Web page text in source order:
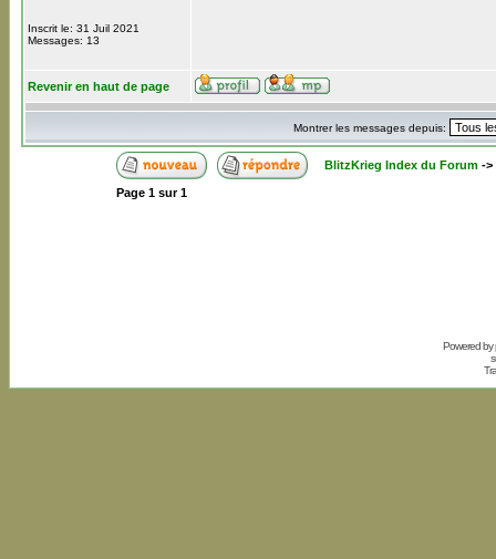
Inscrit le: 31 Juil 2021
Messages: 13
Revenir en haut de page
Montrer les messages depuis:
BlitzKrieg Index du Forum->
Page 1sur1
Powered by